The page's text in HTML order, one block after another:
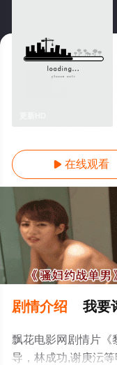
 在线观看
剧情介绍 我要
飘花电影网剧情片《
导，林成功,谢庚沄